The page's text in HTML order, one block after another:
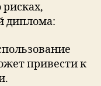
рисках,
диплома:
привести к